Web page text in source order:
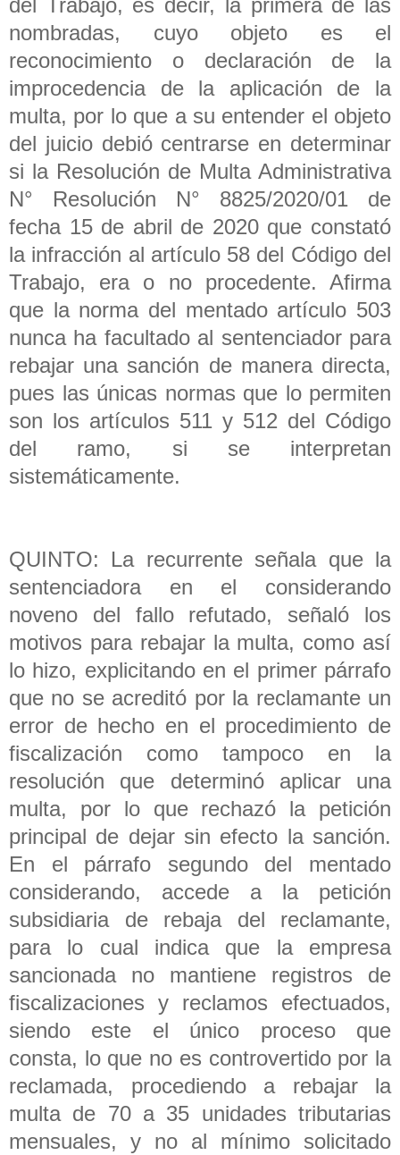
nombradas, cuyo objeto es el
reconocimiento o declaración de la
improcedencia de la aplicación de la
multa, por lo que a su entender el objeto
del juicio debió centrarse en determinar
si la Resolución de Multa Administrativa
N° Resolución N° 8825/2020/01 de
fecha 15 de abril de 2020 que constató
la infracción al artículo 58 del Código del
Trabajo, era o no procedente. Afirma
que la norma del mentado artículo 503
nunca ha facultado al sentenciador para
rebajar una sanción de manera directa,
pues las únicas normas que lo permiten
son los artículos 511 y 512 del Código
del ramo, si se interpretan
sistemáticamente.
QUINTO: La recurrente señala que la
sentenciadora en el considerando
noveno del fallo refutado, señaló los
motivos para rebajar la multa, como así
lo hizo, explicitando en el primer párrafo
que no se acreditó por la reclamante un
error de hecho en el procedimiento de
fiscalización como tampoco en la
resolución que determinó aplicar una
multa, por lo que rechazó la petición
principal de dejar sin efecto la sanción.
En el párrafo segundo del mentado
considerando, accede a la petición
subsidiaria de rebaja del reclamante,
para lo cual indica que la empresa
sancionada no mantiene registros de
fiscalizaciones y reclamos efectuados,
siendo este el único proceso que
consta, lo que no es controvertido por la
reclamada, procediendo a rebajar la
multa de 70 a 35 unidades tributarias
mensuales, y no al mínimo solicitado